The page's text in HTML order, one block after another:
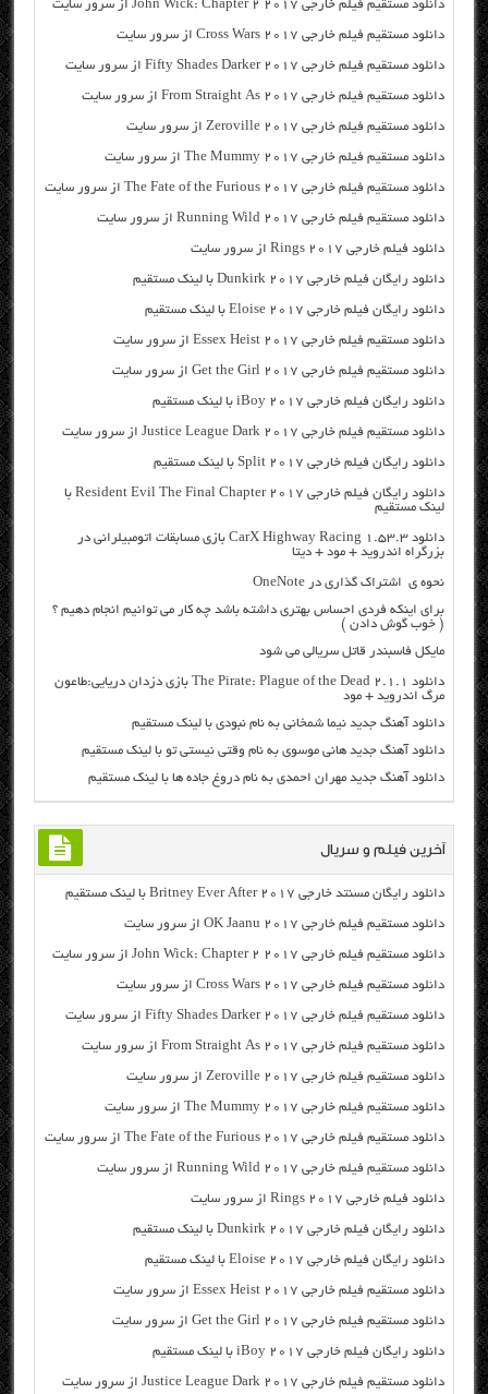
دانلود مستقیم فیلم خارجی John Wick: Chapter 2 2017 از سرور سایت
دانلود مستقیم فیلم خارجی Cross Wars 2017 از سرور سایت
دانلود مستقیم فیلم خارجی Fifty Shades Darker 2017 از سرور سایت
دانلود مستقیم فیلم خارجی From Straight As 2017 از سرور سایت
دانلود مستقیم فیلم خارجی Zeroville 2017 از سرور سایت
دانلود مستقیم فیلم خارجی The Mummy 2017 از سرور سایت
دانلود مستقیم فیلم خارجی The Fate of the Furious 2017 از سرور سایت
دانلود مستقیم فیلم خارجی Running Wild 2017 از سرور سایت
دانلود فیلم خارجی Rings 2017 از سرور سایت
دانلود رایگان فیلم خارجی Dunkirk 2017 با لینک مستقیم
دانلود رایگان فیلم خارجی Eloise 2017 با لینک مستقیم
دانلود مستقیم فیلم خارجی Essex Heist 2017 از سرور سایت
دانلود مستقیم فیلم خارجی Get the Girl 2017 از سرور سایت
دانلود رایگان فیلم خارجی iBoy 2017 با لینک مستقیم
دانلود مستقیم فیلم خارجی Justice League Dark 2017 از سرور سایت
دانلود رایگان فیلم خارجی Split 2017 با لینک مستقیم
دانلود رایگان فیلم خارجی Resident Evil The Final Chapter 2017 با
لینک مستقیم
دانلود CarX Highway Racing 1.53.3 بازی مسابقات اتومبیلرانی در
بزرگراه اندروید + مود + دیتا
نحوه ی اشتراک گذاری در OneNote
برای اینکه فردی احساس بهتری داشته باشد چه کار می توانیم انجام دهیم ؟
( خوب گوش دادن )
مایکل فاسبندر قاتل سریالی می شود
دانلود The Pirate: Plague of the Dead 2.1.1 بازی دزدان دریایی:طاعون
مرگ اندروید + مود
دانلود آهنگ جدید نیما شمخانی به نام نبودی با لینک مستقیم
دانلود آهنگ جدید هانی موسوی به نام وقتی نیستی تو با لینک مستقیم
دانلود آهنگ جدید مهران احمدی به نام دروغ جاده ها با لینک مستقیم
آخرین فیلم و سریال
دانلود رایگان مسنتد خارجی Britney Ever After 2017 با لینک مستقیم
دانلود مستقیم فیلم خارجی OK Jaanu 2017 از سرور سایت
دانلود مستقیم فیلم خارجی John Wick: Chapter 2 2017 از سرور سایت
دانلود مستقیم فیلم خارجی Cross Wars 2017 از سرور سایت
دانلود مستقیم فیلم خارجی Fifty Shades Darker 2017 از سرور سایت
دانلود مستقیم فیلم خارجی From Straight As 2017 از سرور سایت
دانلود مستقیم فیلم خارجی Zeroville 2017 از سرور سایت
دانلود مستقیم فیلم خارجی The Mummy 2017 از سرور سایت
دانلود مستقیم فیلم خارجی The Fate of the Furious 2017 از سرور سایت
دانلود مستقیم فیلم خارجی Running Wild 2017 از سرور سایت
دانلود فیلم خارجی Rings 2017 از سرور سایت
دانلود رایگان فیلم خارجی Dunkirk 2017 با لینک مستقیم
دانلود رایگان فیلم خارجی Eloise 2017 با لینک مستقیم
دانلود مستقیم فیلم خارجی Essex Heist 2017 از سرور سایت
دانلود مستقیم فیلم خارجی Get the Girl 2017 از سرور سایت
دانلود رایگان فیلم خارجی iBoy 2017 با لینک مستقیم
دانلود مستقیم فیلم خارجی Justice League Dark 2017 از سرور سایت